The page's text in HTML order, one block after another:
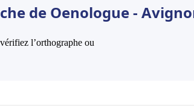
de Oenologue -
l’orthographe ou